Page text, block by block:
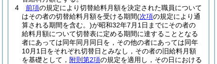
4
前項の規定により切替給料月額を決定された職員について
はその者の切替給料月額を受ける期間(次項の規定により通
算される期間を含む。)が昭和32年7月1日までにその者の
給料月額について切替表に定める期間に達することとなる
者にあっては同年同月同日を，その他の者にあっては同年
10月1日をそれぞれ切替日とみなし，その者の旧給料月額
を基礎として， 附則第2項の規定を適用し，その日における